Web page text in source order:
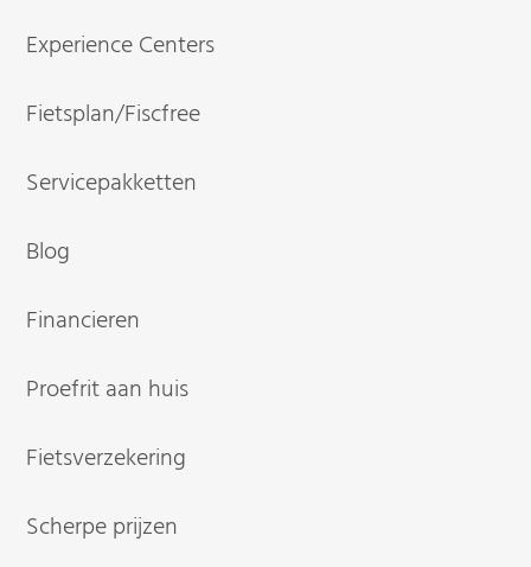
Experience Centers
Fietsplan/Fiscfree
Servicepakketten
Blog
Financieren
Proefrit aan huis
Fietsverzekering
Scherpe prijzen